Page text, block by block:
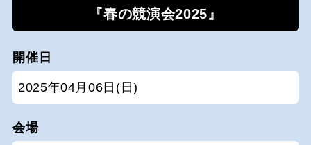
『春の競演会2025』
開催日
2025年04月06日(日)
会場